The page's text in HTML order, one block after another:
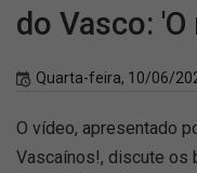
do Vasco:
Quarta-feira, 10/06/
O vídeo, apresentado
Vascaínos!, discute os